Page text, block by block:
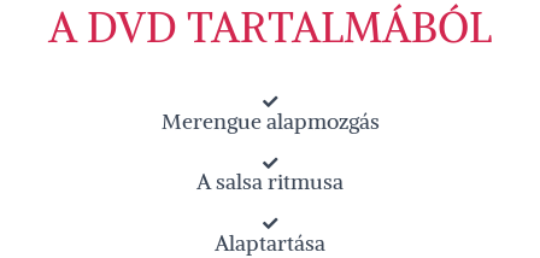
A DVD TARTALMÁBÓL
Merengue alapmozgás
A salsa ritmusa
Alaptartása